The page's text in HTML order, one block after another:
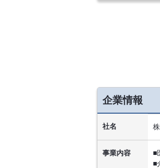
企業情報
社名
事業内容
■
■